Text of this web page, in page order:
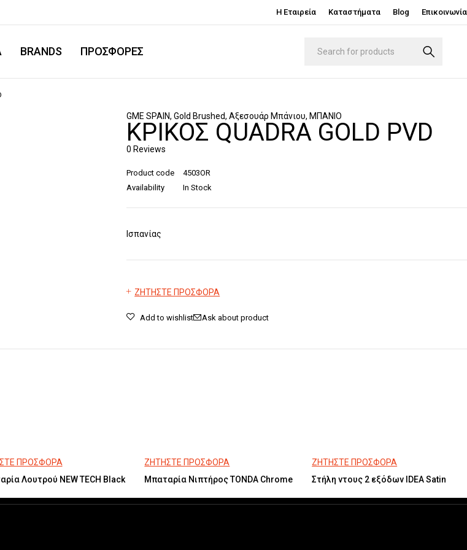
Η Εταιρεία Καταστήματα Blog Επικοινωνία
BRANDS ΠΡΟΣΦΟΡΕΣ
GME SPAIN,Gold Brushed,Αξεσουάρ Μπάνιου, ΜΠΑΝΙΟ
ΚΡΙΚΟΣ QUADRA GOLD PVD
0 Reviews
Product code
4503OR
Availability
In Stock
Ισπανίας
ΖΗΤΗΣΤΕ ΠΡΟΣΦΟΡΑ
Ask about product
ΠΡΟΣΦΟΡΑ
Λουτρού NEW TECH Black
ΖΗΤΗΣΤΕ ΠΡΟΣΦΟΡΑ
Μπαταρία Νιπτήρος TONDA Chrome
ΖΗΤΗΣΤΕ ΠΡΟΣΦΟΡΑ
Στήλη ντους 2 εξόδων IDEA Satin